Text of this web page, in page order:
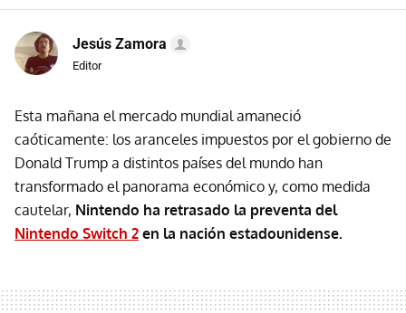
Jesús Zamora
Editor
Esta mañana el mercado mundial amaneció
caóticamente: los aranceles impuestos por el gobierno de
Donald Trump a distintos países del mundo han
transformado el panorama económico y, como medida
cautelar, Nintendo ha retrasado la preventa del
Nintendo Switch 2 en la nación estadounidense.